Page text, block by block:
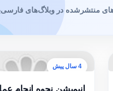
منتشرشده در وبلاگ‌های
4 سال پیش
انیمیشن نحوه انجام